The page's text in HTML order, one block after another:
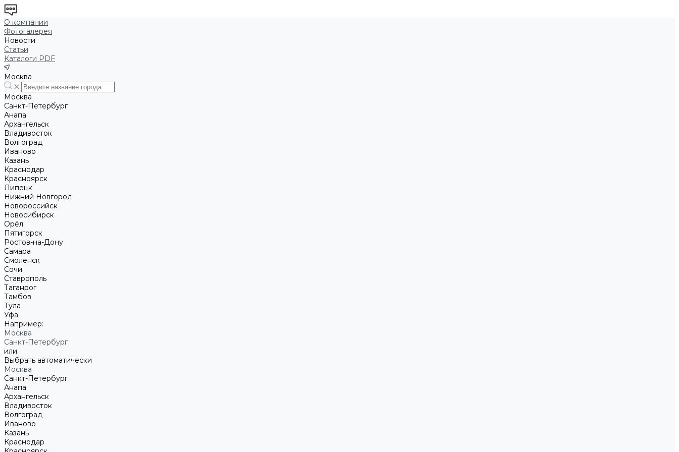
О компании
Фотогалерея
Новости
Статьи
Каталоги PDF
Москва
Москва
Санкт-Петербург
Анапа
Архангельск
Владивосток
Волгоград
Иваново
Казань
Краснодар
Красноярск
Липецк
Нижний Новгород
Новороссийск
Новосибирск
Орёл
Пятигорск
Ростов-на-Дону
Самара
Смоленск
Сочи
Ставрополь
Таганрог
Тамбов
Тула
Уфа
Например:
Москва
Санкт-Петербург
или
Выбрать автоматически
Москва
Санкт-Петербург
Анапа
Архангельск
Владивосток
Волгоград
Иваново
Казань
Краснодар